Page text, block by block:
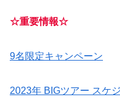
☆重要情報☆
9名限定キャンペーン
2023年 BIGツアー スケ